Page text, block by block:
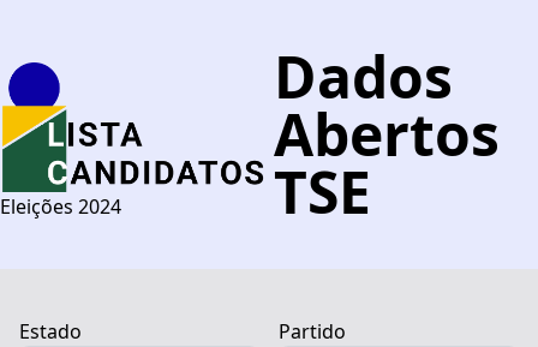
Eleições 2024
Dados
Abertos
TSE
Estado Partido